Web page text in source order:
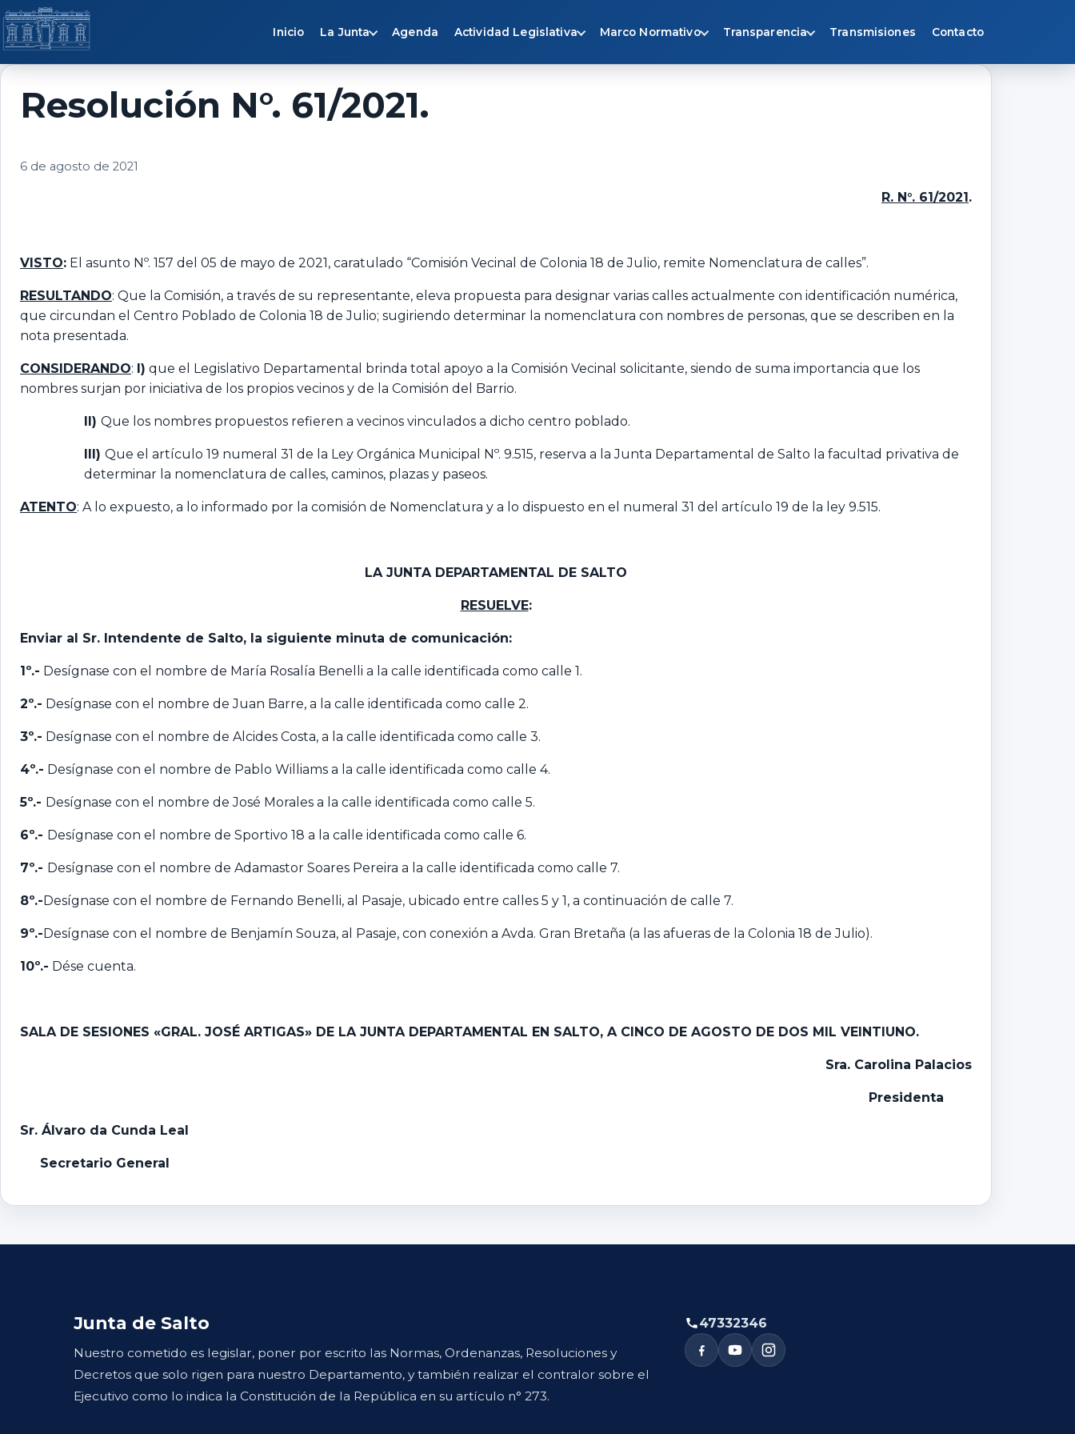
Saltar al contenido
Inicio La Junta Agenda Actividad Legislativa Marco Normativo Transparencia Transmisiones Contacto
Resolución N°. 61/2021.
6 de agosto de 2021
R. N°. 61/2021.
VISTO: El asunto Nº. 157 del 05 de mayo de 2021, caratulado “Comisión Vecinal de Colonia 18 de Julio, remite Nomenclatura de calles”.
RESULTANDO: Que la Comisión, a través de su representante, eleva propuesta para designar varias calles actualmente con identificación numérica,
que circundan el Centro Poblado de Colonia 18 de Julio; sugiriendo determinar la nomenclatura con nombres de personas, que se describen en la
nota presentada.
CONSIDERANDO: I) que el Legislativo Departamental brinda total apoyo a la Comisión Vecinal solicitante, siendo de suma importancia que los
nombres surjan por iniciativa de los propios vecinos y de la Comisión del Barrio.
II) Que los nombres propuestos refieren a vecinos vinculados a dicho centro poblado.
III) Que el artículo 19 numeral 31 de la Ley Orgánica Municipal Nº. 9.515, reserva a la Junta Departamental de Salto la facultad privativa de
determinar la nomenclatura de calles, caminos, plazas y paseos.
ATENTO: A lo expuesto, a lo informado por la comisión de Nomenclatura y a lo dispuesto en el numeral 31 del artículo 19 de la ley 9.515.
LA JUNTA DEPARTAMENTAL DE SALTO
RESUELVE:
Enviar al Sr. Intendente de Salto, la siguiente minuta de comunicación:
1º.- Desígnase con el nombre de María Rosalía Benelli a la calle identificada como calle 1.
2º.- Desígnase con el nombre de Juan Barre, a la calle identificada como calle 2.
3º.- Desígnase con el nombre de Alcides Costa, a la calle identificada como calle 3.
4º.- Desígnase con el nombre de Pablo Williams a la calle identificada como calle 4.
5º.- Desígnase con el nombre de José Morales a la calle identificada como calle 5.
6º.- Desígnase con el nombre de Sportivo 18 a la calle identificada como calle 6.
7º.- Desígnase con el nombre de Adamastor Soares Pereira a la calle identificada como calle 7.
8º.-Desígnase con el nombre de Fernando Benelli, al Pasaje, ubicado entre calles 5 y 1, a continuación de calle 7.
9º.-Desígnase con el nombre de Benjamín Souza, al Pasaje, con conexión a Avda. Gran Bretaña (a las afueras de la Colonia 18 de Julio).
10º.- Dése cuenta.
SALA DE SESIONES «GRAL. JOSÉ ARTIGAS» DE LA JUNTA DEPARTAMENTAL EN SALTO, A CINCO DE AGOSTO DE DOS MIL VEINTIUNO.
Sra. Carolina Palacios
Presidenta
Sr. Álvaro da Cunda Leal
Secretario General
Junta de Salto
Nuestro cometido es legislar, poner por escrito las Normas, Ordenanzas, Resoluciones y
Decretos que solo rigen para nuestro Departamento, y también realizar el contralor sobre el
Ejecutivo como lo indica la Constitución de la República en su artículo n° 273.
47332346